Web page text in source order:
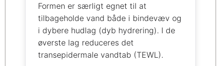
Formen er særligt egnet til at
tilbageholde vand både i bindevæv og
i dybere hudlag (dyb hydrering). I de
øverste lag reduceres det
transepidermale vandtab (TEWL).